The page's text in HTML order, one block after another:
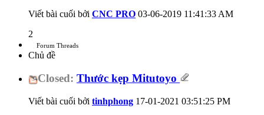
Viết bài cuối bởi CNC PRO 03-06-2019 11:41:33 AM
2
Forum Threads
Chủ đề
Closed: Thước kẹp Mitutoyo
Viết bài cuối bởi tinhphong 17-01-2021 03:51:25 PM